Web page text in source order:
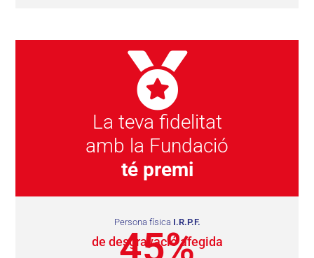
La teva fidelitat
amb la Fundació
té premi
Persona física I.R.P.F.
45%
de desgravació afegida